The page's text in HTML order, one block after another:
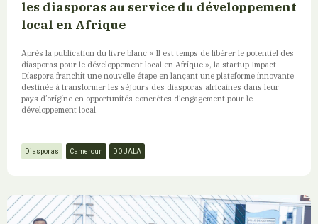
les diasporas au service du développement
local en Afrique
Après la publication du livre blanc « Il est temps de libérer le potentiel des
diasporas pour le développement local en Afrique », la startup Impact
Diaspora franchit une nouvelle étape en lançant une plateforme innovante
destinée à transformer les séjours des diasporas africaines dans leur
pays d’origine en opportunités concrètes d’engagement pour le
développement local.
Diasporas Cameroun DOUALA